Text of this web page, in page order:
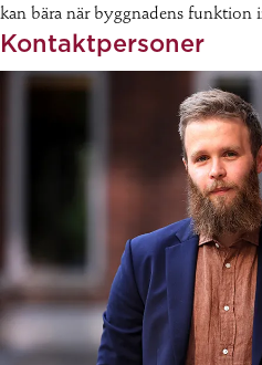
kan bära när byggnadens funktion
Kontaktpersoner